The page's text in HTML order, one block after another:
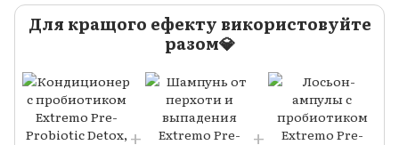
Для кращого ефекту використовуйте
разом💎